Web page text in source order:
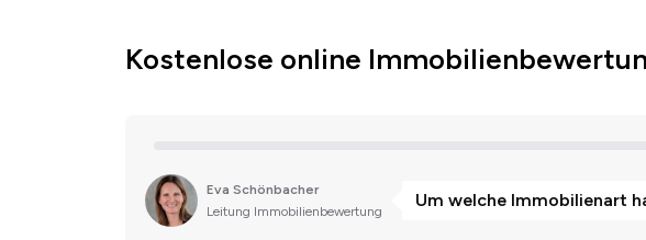
Kostenlose online